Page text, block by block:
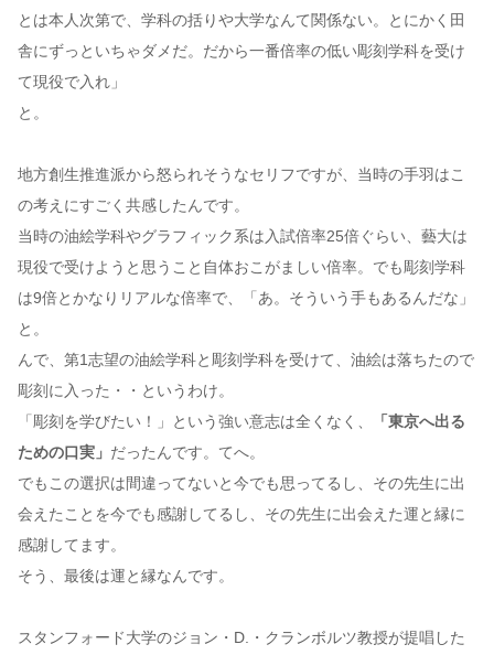
とは本人次第で、学科の括りや大学なんて関係ない。とにかく田
舎にずっといちゃダメだ。だから一番倍率の低い彫刻学科を受け
て現役で入れ」
と。
地方創生推進派から怒られそうなセリフですが、当時の手羽はこ
の考えにすごく共感したんです。
当時の油絵学科やグラフィック系は入試倍率25倍ぐらい、藝大は
現役で受けようと思うこと自体おこがましい倍率。でも彫刻学科
は9倍とかなりリアルな倍率で、「あ。そういう手もあるんだな」
と。
んで、第1志望の油絵学科と彫刻学科を受けて、油絵は落ちたので
彫刻に入った・・というわけ。
「彫刻を学びたい！」という強い意志は全くなく、
「東京へ出る
ための口実」 だったんです。てへ。
でもこの選択は間違ってないと今でも思ってるし、その先生に出
会えたことを今でも感謝してるし、その先生に出会えた運と縁に
感謝してます。
そう、最後は運と縁なんです。
スタンフォード大学のジョン・D.・クランボルツ教授が提唱した